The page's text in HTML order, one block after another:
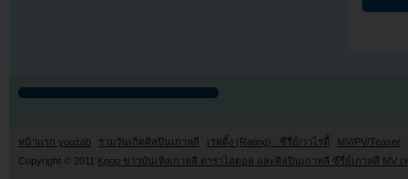
หน้าแรก youzab รวมวันเกิดศิลปินเกาหลี เรตติ้ง (Rating) : ซีรี่ย์/วาไรตี้
MV/PV/Teaser
Copyright © 2011 Kpop ข่าวบันเทิงเกาหลี ดาราไอดอล และศิลปินเกาหลี ซีรี่ย์เกาหลี MV